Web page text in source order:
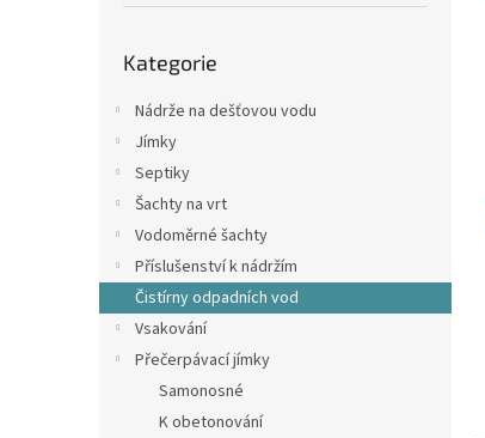
kategorie
Kategorie
Nádrže na dešťovou vodu
Jímky
Septiky
Šachty na vrt
Vodoměrné šachty
Příslušenství k nádržím
Čistírny odpadních vod
Vsakování
Přečerpávací jímky
Samonosné
K obetonování